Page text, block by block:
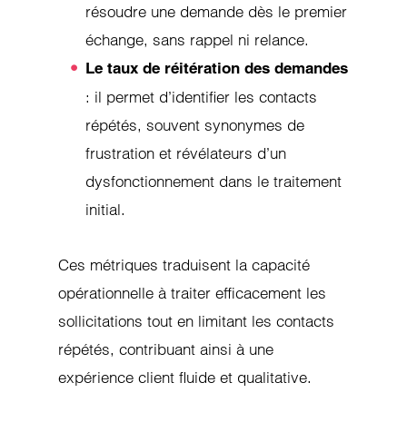
résoudre une demande dès le premier
échange, sans rappel ni relance.
Le taux de réitération des demandes
: il permet d’identifier les contacts
répétés, souvent synonymes de
frustration et révélateurs d’un
dysfonctionnement dans le traitement
initial.
Ces métriques traduisent la capacité
opérationnelle à traiter efficacement les
sollicitations tout en limitant les contacts
répétés, contribuant ainsi à une
expérience client fluide et qualitative.